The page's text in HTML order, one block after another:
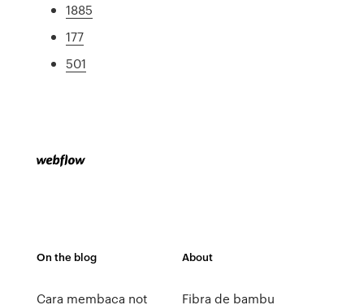
1885
177
501
On the blog
Cara membaca not
About
Fibra de bambu